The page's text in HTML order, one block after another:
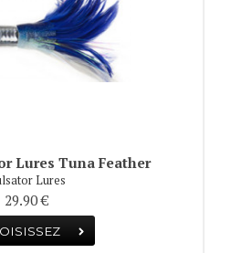
Lures Tuna Feather
Lures
29.90 €